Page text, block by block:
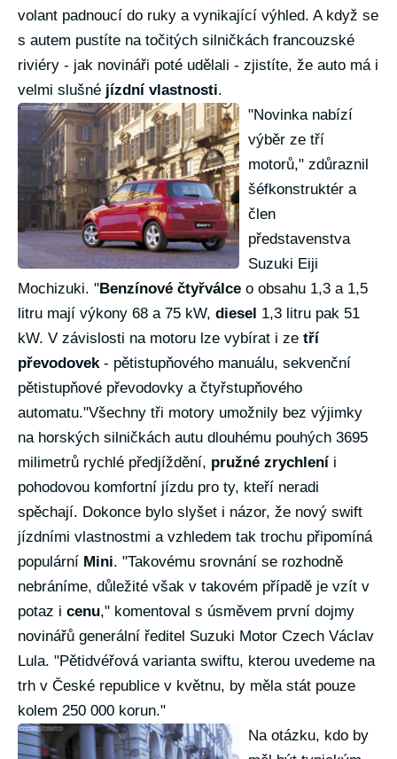
volant padnoucí do ruky a vynikající výhled. A když se
s autem pustíte na točitých silničkách francouzské
riviéry - jak novináři poté udělali - zjistíte, že auto má i
velmi slušné jízdní vlastnosti.
"Novinka nabízí
výběr ze tří
motorů," zdůraznil
šéfkonstruktér a
člen
představenstva
Suzuki Eiji
Mochizuki. "Benzínové čtyřválce o obsahu 1,3 a 1,5
litru mají výkony 68 a 75 kW, diesel 1,3 litru pak 51
kW. V závislosti na motoru lze vybírat i ze tří
převodovek- pětistupňového manuálu, sekvenční
pětistupňové převodovky a čtyřstupňového
automatu."Všechny tři motory umožnily bez výjimky
na horských silničkách autu dlouhému pouhých 3695
milimetrů rychlé předjíždění, pružné zrychlení i
pohodovou komfortní jízdu pro ty, kteří neradi
spěchají. Dokonce bylo slyšet i názor, že nový swift
jízdními vlastnostmi a vzhledem tak trochu připomíná
populární Mini. "Takovému srovnání se rozhodně
nebráníme, důležité však v takovém případě je vzít v
potaz i cenu," komentoval s úsměvem první dojmy
novinářů generální ředitel Suzuki Motor Czech Václav
Lula. "Pětidvéřová varianta swiftu, kterou uvedeme na
trh v České republice v květnu, by měla stát pouze
kolem 250 000 korun."
Na otázku, kdo by